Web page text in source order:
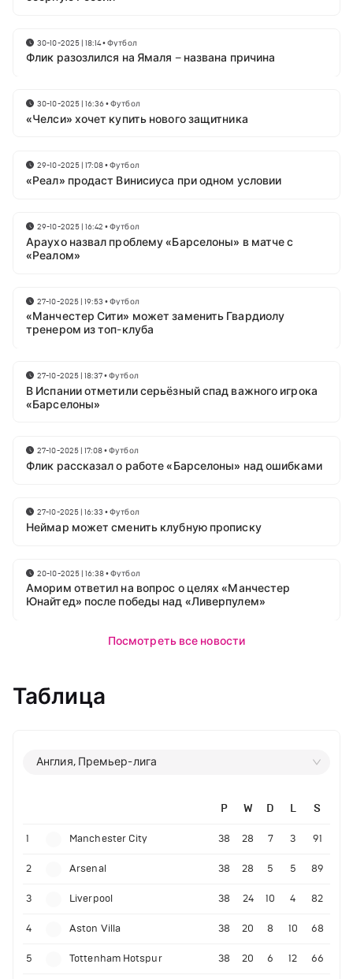
30-10-2025 | 18:14•Футбол
Флик разозлился на Ямаля – названа причина
30-10-2025 | 16:36•Футбол
«Челси» хочет купить нового защитника
29-10-2025 | 17:08•Футбол
«Реал» продаст Винисиуса при одном условии
29-10-2025 | 16:42 •Футбол
Араухо назвал проблему «Барселоны» в матче с
«Реалом»
27-10-2025 | 19:53 •Футбол
«Манчестер Сити» может заменить Гвардиолу
тренером из топ-клуба
27-10-2025 | 18:37•Футбол
В Испании отметили серьёзный спад важного игрока
«Барселоны»
27-10-2025 | 17:08•Футбол
Флик рассказал о работе «Барселоны» над ошибками
27-10-2025 | 16:33 •Футбол
Неймар может сменить клубную прописку
20-10-2025 | 16:38•Футбол
Аморим ответил на вопрос о целях «Манчестер
Юнайтед» после победы над «Ливерпулем»
Посмотреть все новости
Таблица
Англия, Премьер-лига
P W D L S
1 Manchester City 38 28 7 3 91
2 Arsenal 38 28 5 5 89
3 Liverpool 38 24 10 4 82
4 Aston Villa 38 20 8 10 68
5 Tottenham Hotspur 38 20 6 12 66